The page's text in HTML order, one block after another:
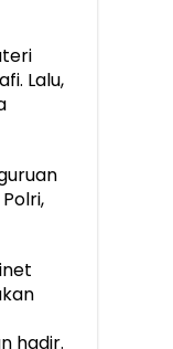
Lalu,
hadir.